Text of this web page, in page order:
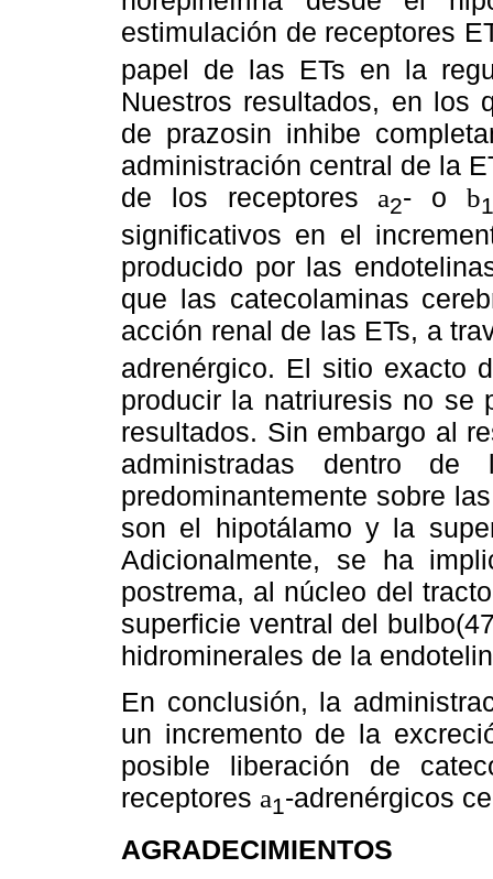
estimulación de receptores
papel de las ETs en la
Nuestros resultados, en los
de prazosin inhibe
administración central de la
de los receptores a2- o b1
significativos en el
producido por las
que las catecolaminas
acción renal de las ETs, a
adrenérgico. El sitio exacto
producir la natriuresis no se
resultados. Sin embargo al
administradas dentro de
predominantemente sobre
son el hipotálamo y la
Adicionalmente, se ha
postrema, al núcleo del
superficie ventral del
hidrominerales de la
En conclusión, la
un incremento de la
posible liberación de
receptores a1-adrenérgicos
AGRADECIMIENTOS